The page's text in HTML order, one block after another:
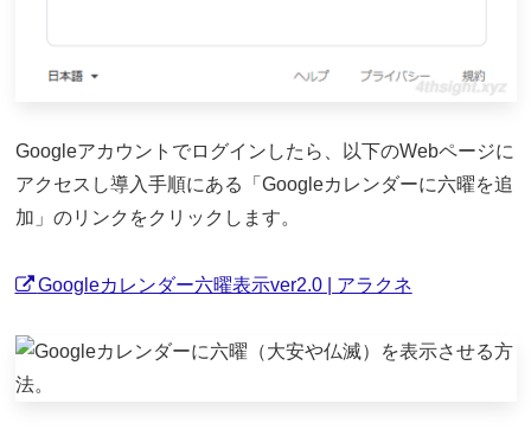
Googleアカウントでログインしたら、以下のWebページに
アクセスし導入手順にある「Googleカレンダーに六曜を追
加」のリンクをクリックします。
Googleカレンダー六曜表示ver2.0 | アラクネ